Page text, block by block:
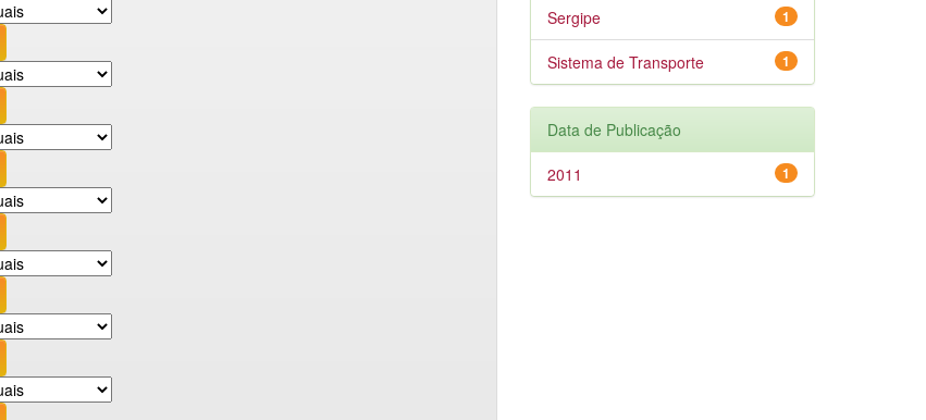
1
Sergipe
1
Sistema de Transporte
Data de Publicação
1
2011